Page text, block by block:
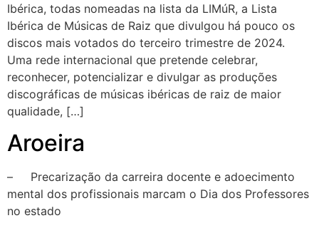
Ibérica, todas nomeadas na lista da LIMúR, a Lista
Ibérica de Músicas de Raiz que divulgou há pouco os
discos mais votados do terceiro trimestre de 2024.
Uma rede internacional que pretende celebrar,
reconhecer, potencializar e divulgar as produções
discográficas de músicas ibéricas de raiz de maior
qualidade, […]
Aroeira
– Precarização da carreira docente e adoecimento
mental dos profissionais marcam o Dia dos Professores
no estado